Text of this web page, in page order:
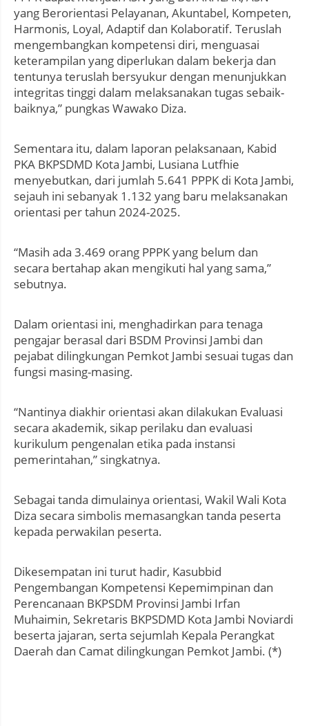
yang Berorientasi Pelayanan, Akuntabel, Kompeten,
Harmonis, Loyal, Adaptif dan Kolaboratif. Teruslah
mengembangkan kompetensi diri, menguasai
keterampilan yang diperlukan dalam bekerja dan
tentunya teruslah bersyukur dengan menunjukkan
integritas tinggi dalam melaksanakan tugas sebaik-
baiknya,” pungkas Wawako Diza.
Sementara itu, dalam laporan pelaksanaan, Kabid
PKA BKPSDMD Kota Jambi, Lusiana Lutfhie
menyebutkan, dari jumlah 5.641 PPPK di Kota Jambi,
sejauh ini sebanyak 1.132 yang baru melaksanakan
orientasi per tahun 2024-2025.
“Masih ada 3.469 orang PPPK yang belum dan
secara bertahap akan mengikuti hal yang sama,”
sebutnya.
Dalam orientasi ini, menghadirkan para tenaga
pengajar berasal dari BSDM Provinsi Jambi dan
pejabat dilingkungan Pemkot Jambi sesuai tugas dan
fungsi masing-masing.
“Nantinya diakhir orientasi akan dilakukan Evaluasi
secara akademik, sikap perilaku dan evaluasi
kurikulum pengenalan etika pada instansi
pemerintahan,” singkatnya.
Sebagai tanda dimulainya orientasi, Wakil Wali Kota
Diza secara simbolis memasangkan tanda peserta
kepada perwakilan peserta.
Dikesempatan ini turut hadir, Kasubbid
Pengembangan Kompetensi Kepemimpinan dan
Perencanaan BKPSDM Provinsi Jambi Irfan
Muhaimin, Sekretaris BKPSDMD Kota Jambi Noviardi
beserta jajaran, serta sejumlah Kepala Perangkat
Daerah dan Camat dilingkungan Pemkot Jambi. (*)